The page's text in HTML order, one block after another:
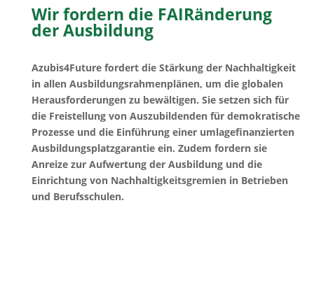
Wir fordern die FAIRänderung
der Ausbildung
Azubis4Future fordert die Stärkung der Nachhaltigkeit
in allen Ausbildungsrahmenplänen, um die globalen
Herausforderungen zu bewältigen. Sie setzen sich für
die Freistellung von Auszubildenden für demokratische
Prozesse und die Einführung einer umlagefinanzierten
Ausbildungsplatzgarantie ein. Zudem fordern sie
Anreize zur Aufwertung der Ausbildung und die
Einrichtung von Nachhaltigkeitsgremien in Betrieben
und Berufsschulen.